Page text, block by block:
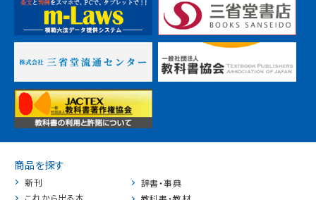
商品を探す
新刊
辞書・事典